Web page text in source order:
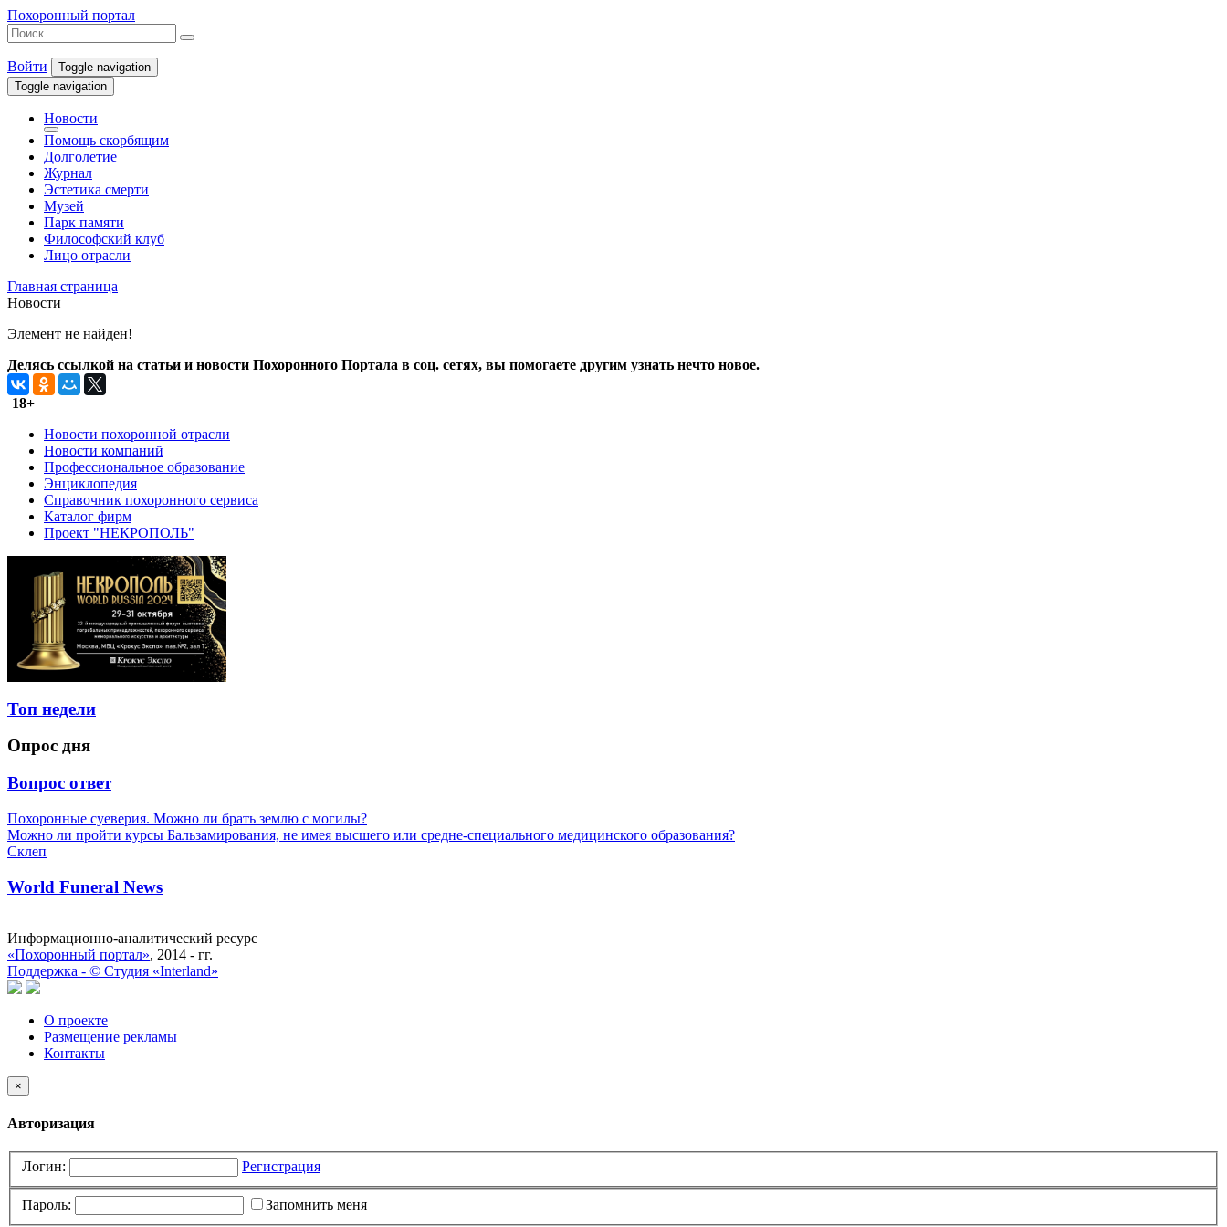
Похоронный портал
Войти
Toggle navigation
Toggle navigation
Новости
Помощь скорбящим
Долголетие
Журнал
Эстетика смерти
Музей
Парк памяти
Философский клуб
Лицо отрасли
Главная страница
Новости
Элемент не найден!
Делясь ссылкой на статьи и новости Похоронного Портала в соц. сетях, вы помогаете другим узнать нечто новое.
18+
Новости похоронной отрасли
Новости компаний
Профессиональное образование
Энциклопедия
Справочник похоронного сервиса
Каталог фирм
Проект "НЕКРОПОЛЬ"
Топ недели
Опрос дня
Вопрос ответ
Похоронные суеверия. Можно ли брать землю с могилы?
Можно ли пройти курсы Бальзамирования, не имея высшего или средне-специального медицинского образования?
Склеп
World Funeral News
Информационно-аналитический ресурс
«Похоронный портал», 2014 - гг.
Поддержка - © Cтудия «Interland»
О проекте
Размещение рекламы
Контакты
×
Авторизация
Логин: Регистрация
Пароль:
Запомнить меня